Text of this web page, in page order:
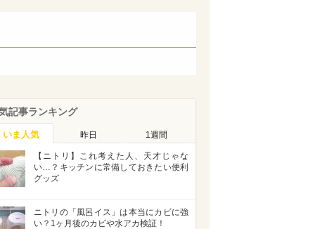
記事ランキング
いま人気 昨日 1週間
【ニトリ】これ考えた人、天才じゃな
い…？キッチンに常備しておきたい便利
グッズ
ニトリの「風呂イス」は本当にカビに強
い？1ヶ月後のカビや水アカ検証！